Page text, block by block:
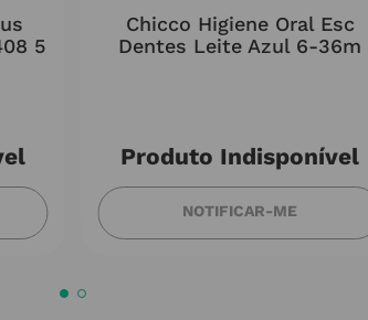
5
Chicco Higiene Oral Esc
Dentes Leite Azul 6-36m
Produto Indisponível
NOTIFICAR-ME